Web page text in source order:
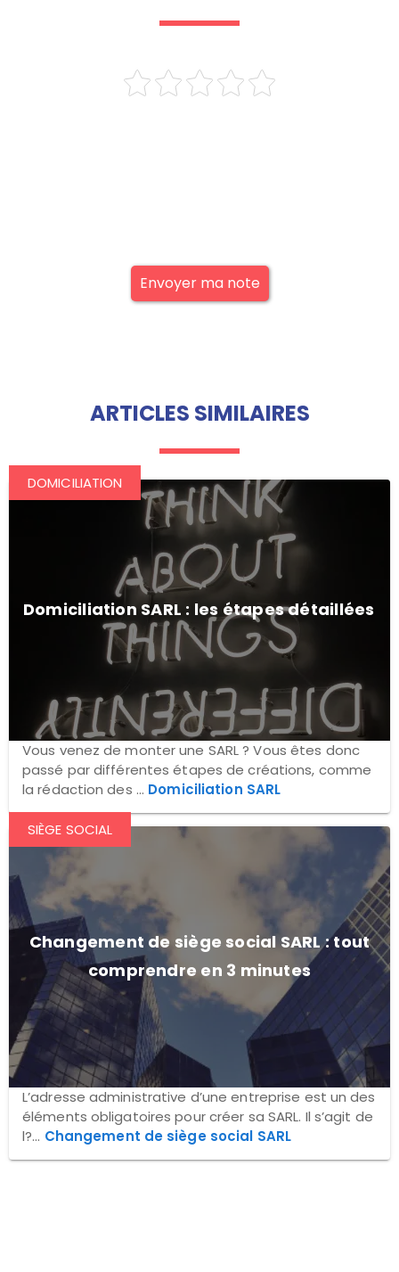
Envoyer ma note
ARTICLES SIMILAIRES
Domiciliation SARL : les étapes détaillées
DOMICILIATION
Vous venez de monter une SARL ? Vous êtes donc
passé par différentes étapes de créations, comme
la rédaction des ... Domiciliation SARL
Changement de siège social SARL : tout
comprendre en 3 minutes
SIÈGE SOCIAL
L’adresse administrative d’une entreprise est un des
éléments obligatoires pour créer sa SARL. Il s’agit de
l?... Changement de siège social SARL